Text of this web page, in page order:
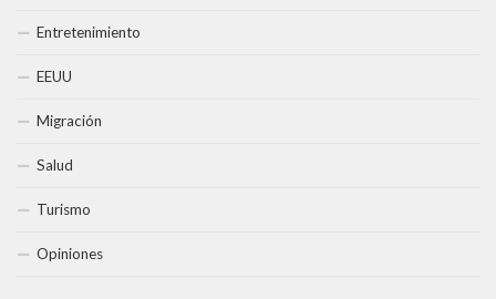
Entretenimiento
EEUU
Migración
Salud
Turismo
Opiniones